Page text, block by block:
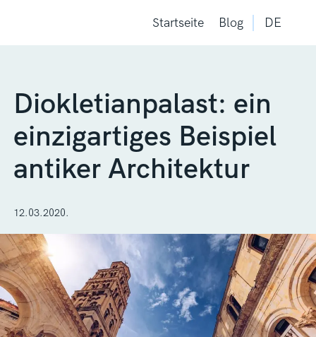
Startseite Blog DE
Diokletianpalast: ein
einzigartiges Beispiel
antiker Architektur
12.03.2020.